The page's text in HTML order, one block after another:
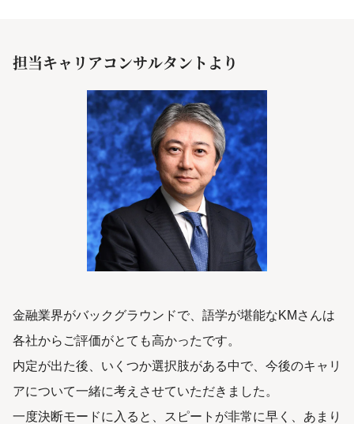
担当キャリアコンサルタントより
金融業界がバックグラウンドで、語学が堪能なKMさんは
各社からご評価がとても高かったです。
内定が出た後、いくつか選択肢がある中で、今後のキャリ
アについて一緒に考えさせていただきました。
一度決断モードに入ると、スピートが非常に早く、あまり